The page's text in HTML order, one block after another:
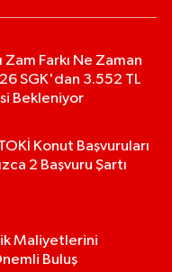
Zam Farkı Ne Zaman
SGK'dan 3.552 TL
Bekleniyor
Konut Başvuruları
2 Başvuru Şartı
Maliyetlerini
Buluş